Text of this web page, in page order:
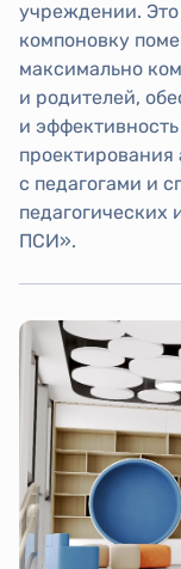
учреждении. Это
компоновку
максимально
и родителей,
и
проектирования
с педагогами и
педагогических
ПСИ».